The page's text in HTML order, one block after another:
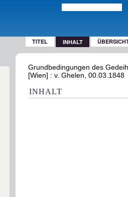
TITEL INHALT
Grundbedingungen des
[Wien] : v. Ghelen, 00.03.1848
INHALT